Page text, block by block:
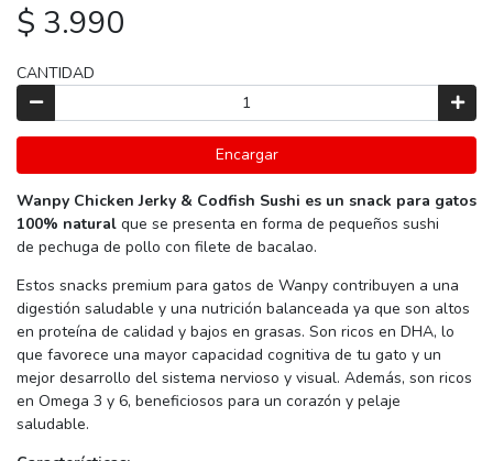
$ 3.990
CANTIDAD
Encargar
Wanpy Chicken Jerky & Codfish Sushi es un snack para gatos
100% natural que se presenta en forma de pequeños sushi
de pechuga de pollo con filete de bacalao.
Estos snacks premium para gatos de Wanpy contribuyen a una
digestión saludable y una nutrición balanceada ya que son altos
en proteína de calidad y bajos en grasas. Son ricos en DHA, lo
que favorece una mayor capacidad cognitiva de tu gato y un
mejor desarrollo del sistema nervioso y visual. Además, son ricos
en Omega 3 y 6, beneficiosos para un corazón y pelaje
saludable.